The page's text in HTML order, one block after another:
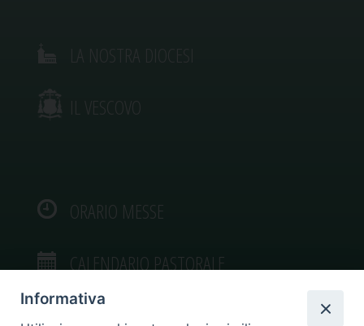
IL VESCOVO
ORARIO MESSE
CALENDARIO PASTORALE
Informativa